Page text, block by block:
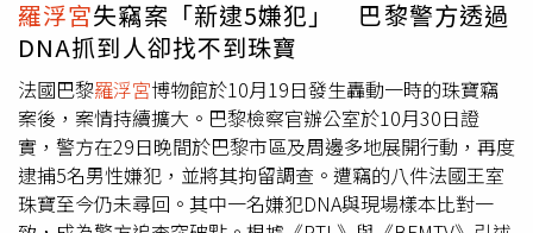
頻電視台》（BFM TV）報導，當女子得知自己將繼續被拘
留時，情緒崩潰痛哭。她的律師索倫提諾（Adrien
Sorrentino）向電視台表示，當事人否認所有指控，律師將
考慮提出上訴。當被問及目前是否已逮捕4名搶匪中的3人
時，貝庫歐僅表示：「至少還有1人尚未落網。」且並未排
除還有其他共犯可能。據檢方透露，與這對情侶同日被捕的
另外3人已於10月29日獲釋，未被起訴。
櫃，奪走價值超過1億美元的珠寶後，由2名共犯駕駛機車接
應逃逸。巴黎檢方強調，將持續追查幕後策劃者與被盜珠寶
下落，誓言揪出整個犯罪集團。
羅浮宮失竊案「新逮5嫌犯」 巴黎警方透過
DNA抓到人卻找不到珠寶
法國巴黎羅浮宮博物館於10月19日發生轟動一時的珠寶竊
案後，案情持續擴大。巴黎檢察官辦公室於10月30日證
實，警方在29日晚間於巴黎市區及周邊多地展開行動，再度
逮捕5名男性嫌犯，並將其拘留調查。遭竊的八件法國王室
珠寶至今仍未尋回。其中一名嫌犯DNA與現場樣本比對一